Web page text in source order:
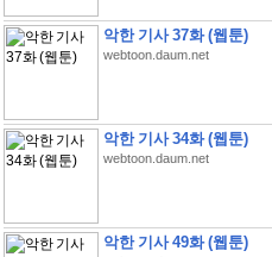
악한 기사 37화 (웹툰)
webtoon.daum.net
악한 기사 34화 (웹툰)
webtoon.daum.net
악한 기사 49화 (웹툰)